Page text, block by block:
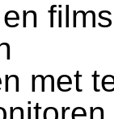
met